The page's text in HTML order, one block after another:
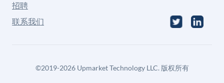
招聘
联系我们
©2019-2026Upmarket Technology LLC. 版权所有